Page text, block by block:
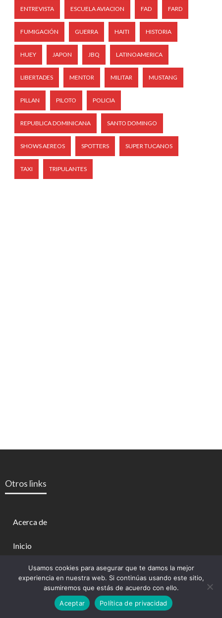
ENTREVISTA ESCUELA AVIACION FAD FARD
FUMIGACIÓN GUERRA HAITI HISTORIA
HUEY JAPON JBQ LATINOAMERICA
LIBERTADES MENTOR MILITAR MUSTANG
PILLAN PILOTO POLICIA
REPUBLICA DOMINICANA SANTO DOMINGO
SHOWS AEREOS SPOTTERS SUPER TUCANOS
TAXI TRIPULANTES
Otros links
Acerca de
Inicio
Contacto
Política de privacidad
Usamos cookies para asegurar que te damos la mejor
experiencia en nuestra web. Si continúas usando este sitio,
asumiremos que estás de acuerdo con ello.
Aceptar
Política de privacidad